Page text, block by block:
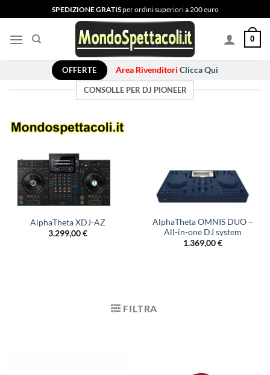
ai
contenuti
SPEDIZIONE GRATISper ordini superiori a 200 euro
0
OFFERTE Area Rivenditori Clicca Qui
CONSOLLE PER DJ PIONEER
AlphaTheta XDJ-AZ
3.299,00€
AlphaTheta OMNIS DUO –
All-in-one DJ system
1.369,00€
FILTRA